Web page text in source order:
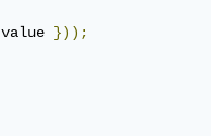
value }));